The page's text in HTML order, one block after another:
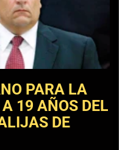
PARA LA
19 AÑOS DEL
DE